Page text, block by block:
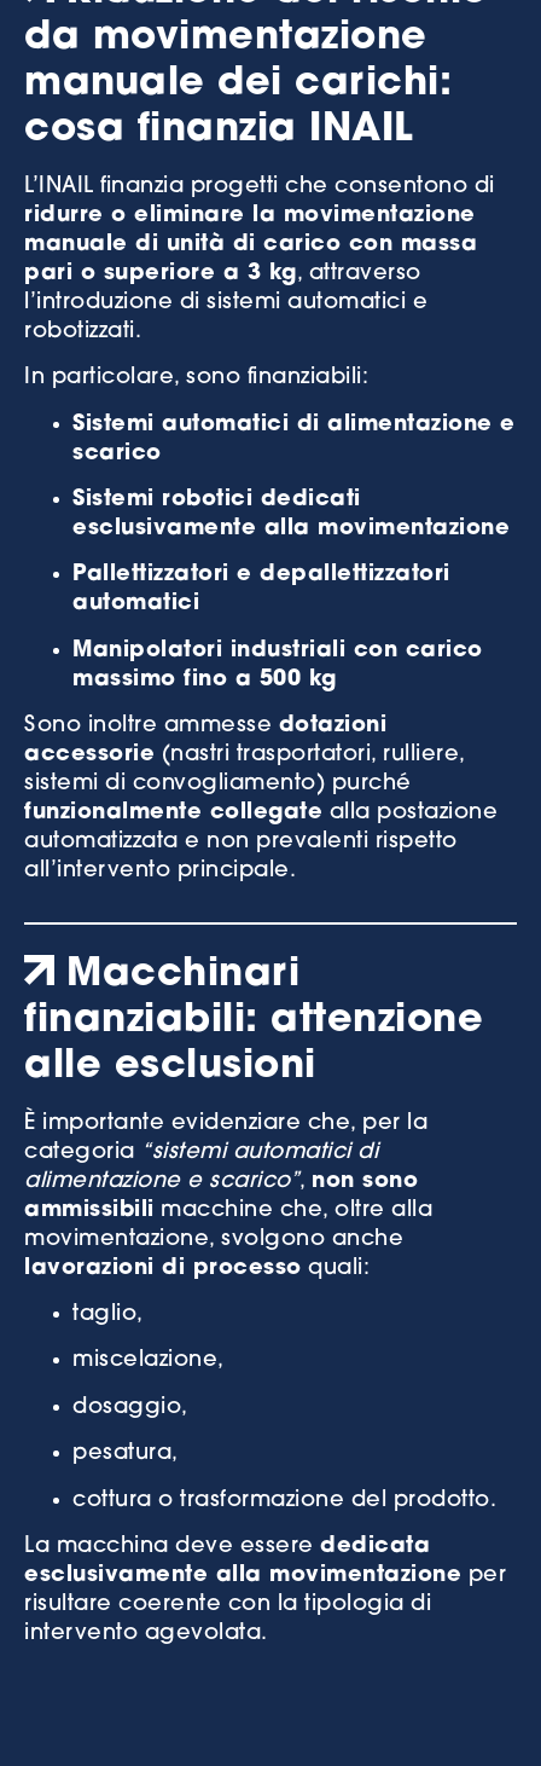
da movimentazione
manuale dei carichi:
cosa finanzia INAIL
L’INAIL finanzia progetti che consentono di
ridurre o eliminare la movimentazione
manuale di unità di carico con massa
pari o superiore a 3 kg, attraverso
l’introduzione di sistemi automatici e
robotizzati.
In particolare, sono finanziabili:
Sistemi automatici di alimentazione e
scarico
Sistemi robotici dedicati
esclusivamente alla movimentazione
Pallettizzatori e depallettizzatori
automatici
Manipolatori industriali con carico
massimo fino a 500 kg
Sono inoltre ammesse dotazioni
accessorie (nastri trasportatori, rulliere,
sistemi di convogliamento) purché
funzionalmente collegate alla postazione
automatizzata e non prevalenti rispetto
all’intervento principale.
Macchinari
finanziabili: attenzione
alle esclusioni
È importante evidenziare che, per la
categoria “sistemi automatici di
alimentazione e scarico”, non sono
ammissibili macchine che, oltre alla
movimentazione, svolgono anche
lavorazioni di processo quali:
taglio,
miscelazione,
dosaggio,
pesatura,
cottura o trasformazione del prodotto.
La macchina deve essere dedicata
esclusivamente alla movimentazione per
risultare coerente con la tipologia di
intervento agevolata.